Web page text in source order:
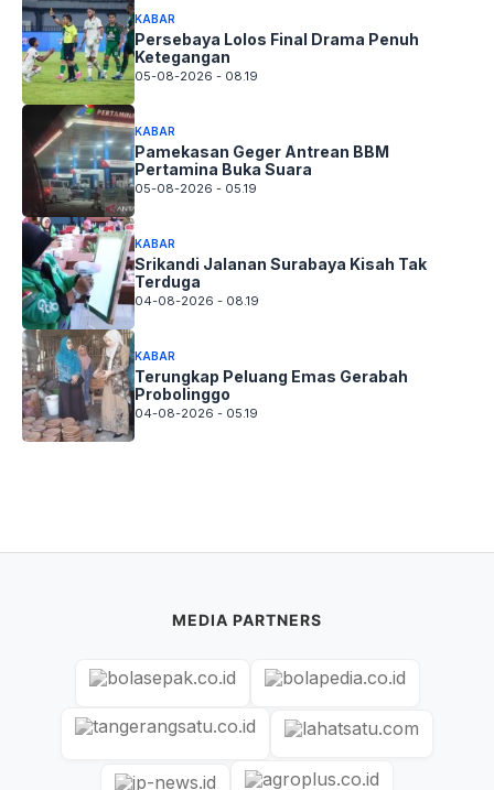
KABAR
Persebaya Lolos Final Drama Penuh
Ketegangan
05-08-2026 - 08.19
KABAR
Pamekasan Geger Antrean BBM
Pertamina Buka Suara
05-08-2026 - 05.19
KABAR
Srikandi Jalanan Surabaya Kisah Tak
Terduga
04-08-2026 - 08.19
KABAR
Terungkap Peluang Emas Gerabah
Probolinggo
04-08-2026 - 05.19
MEDIA PARTNERS